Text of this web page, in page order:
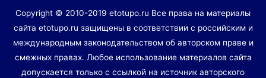
Copyright © 2010-2019 etotupo.ru Все права на материалы
сайта etotupo.ru защищены в соответствии с российским и
международным законодательством об авторском праве и
смежных правах. Любое использование материалов сайта
допускается только с ссылкой на источник авторского